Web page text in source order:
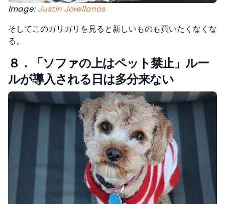
Image: Justin Jovellanos
そしてこのガリガリを見ると新しいものも買いたくなくな
る。
８．「ソファの上はペット禁止」ルー
ルが導入される日は多分来ない